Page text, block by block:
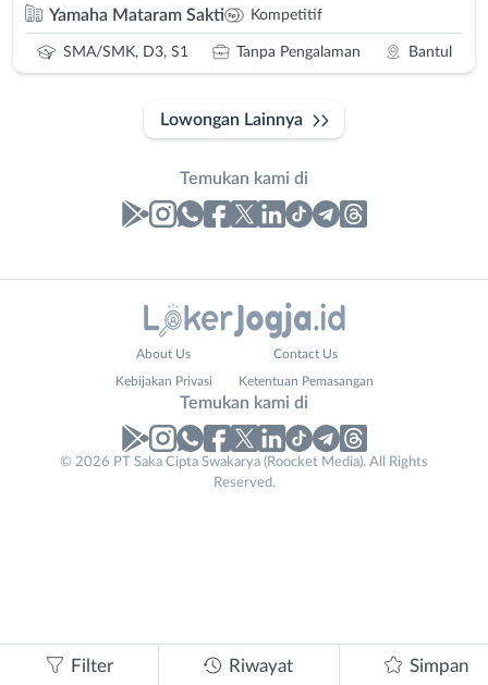
Yamaha Mataram Sakti Kompetitif
SMA/SMK, D3, S1 Tanpa Pengalaman Bantul
Lowongan Lainnya
Temukan kami di
No. Telp /
mengirimkan
Filter Riwayat Simpan
About Us Contact Us
Kebijakan Privasi Ketentuan Pemasangan
Temukan kami di
© 2026 PT Saka Cipta Swakarya (Roocket Media). All Rights
Reserved.